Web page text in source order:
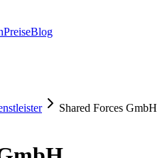
PreiseBlog
Shared Forces GmbH